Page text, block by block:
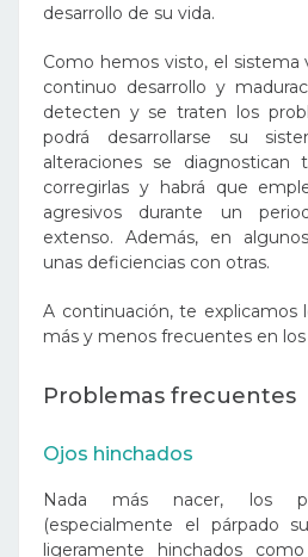
desarrollo de su vida.
Como hemos visto, el sistema
continuo desarrollo y
detecten y se traten los
podrá desarrollarse su
alteraciones se diagnostican
corregirlas y habrá que
agresivos durante un
extenso. Además, en
unas deficiencias con otras.
A continuación, te explicamos
más y menos frecuentes en
Problemas frecuentes
Ojos hinchados
Nada más nacer, los
(especialmente el párpado
ligeramente hinchados